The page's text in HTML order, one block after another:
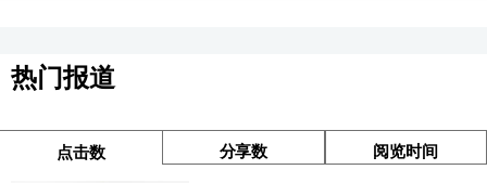
热门报道
点击数 分享数 阅览时间